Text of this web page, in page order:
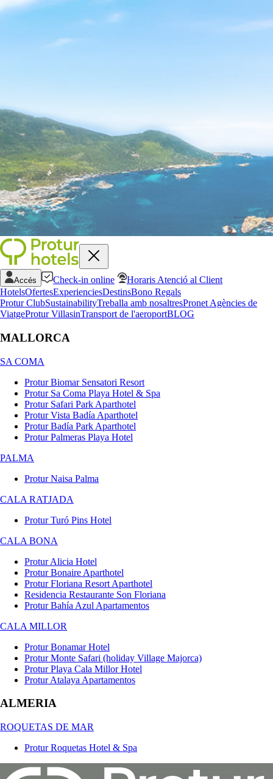
Accés Check-in online
Horaris Atenció al Client
HotelsOfertesExperienciesDestinsBono Regals
Protur ClubSustainabilityTreballa amb nosaltresPronet Agències de
ViatgeProtur VillasinTransport de l'aeroportBLOG
MALLORCA
SA COMA
Protur Biomar Sensatori Resort
Protur Sa Coma Playa Hotel & Spa
Protur Safari Park Aparthotel
Protur Vista Badía Aparthotel
Protur Badía Park Aparthotel
Protur Palmeras Playa Hotel
PALMA
Protur Naisa Palma
CALA RATJADA
Protur Turó Pins Hotel
CALA BONA
Protur Alicia Hotel
Protur Bonaire Aparthotel
Protur Floriana Resort Aparthotel
Residencia Restaurante Son Floriana
Protur Bahía Azul Apartamentos
CALA MILLOR
Protur Bonamar Hotel
Protur Monte Safari (holiday Village Majorca)
Protur Playa Cala Millor Hotel
Protur Atalaya Apartamentos
ALMERIA
ROQUETAS DE MAR
Protur Roquetas Hotel & Spa